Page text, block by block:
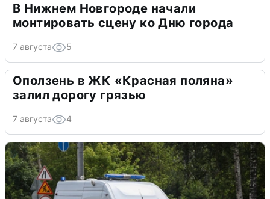
В Нижнем Новгороде начали
монтировать сцену ко Дню города
7 августа 5
Оползень в ЖК «Красная поляна»
залил дорогу грязью
7 августа 4